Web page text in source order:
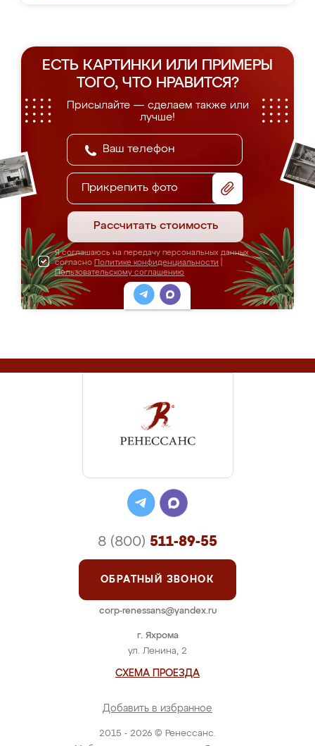
ЕСТЬ КАРТИНКИ ИЛИ ПРИМЕРЫ
ТОГО, ЧТО НРАВИТСЯ?
Присылайте — сделаем также или
лучше!
Прикрепить фото
Рассчитать стоимость
Я соглашаюсь на передачу персональных данных
согласно Политике конфиденциальности
Пользовательскому соглашению
2015 - 2026 © Ренессанс.
г. Яхрома
ул. Ленина, 2
СХЕМА ПРОЕЗДА
Добавить в избранное
8 (800) 511-89-55
ОБРАТНЫЙ ЗВОНОК
corp-renessans@yandex.ru